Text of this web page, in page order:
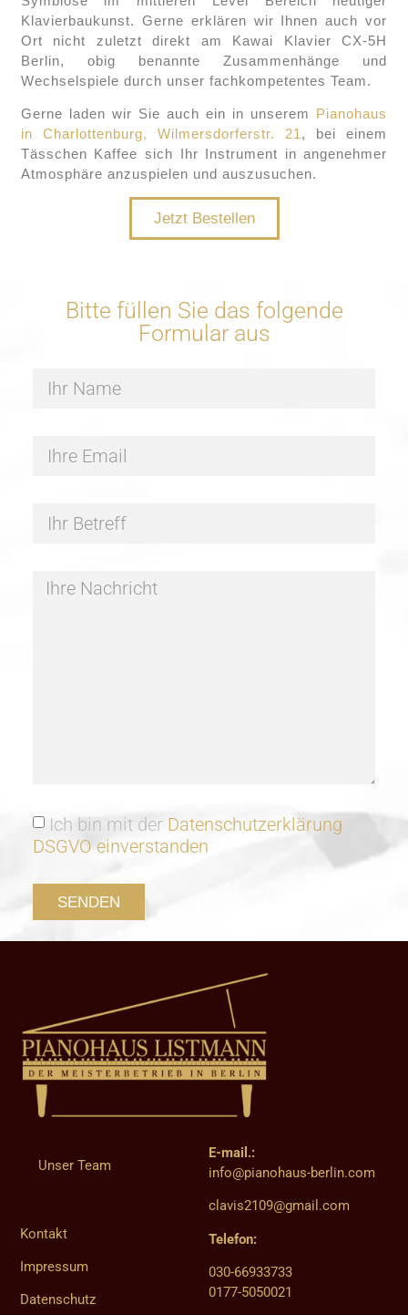
Klavierbaukunst. Gerne erklären wir Ihnen auch vor
Ort nicht zuletzt direkt am Kawai Klavier CX-5H
Berlin, obig benannte Zusammenhänge und
Wechselspiele durch unser fachkompetentes Team.
Gerne laden wir Sie auch ein in unserem Pianohaus
in Charlottenburg, Wilmersdorferstr. 21 , bei einem
Tässchen Kaffee sich Ihr Instrument in angenehmer
Atmosphäre anzuspielen und auszusuchen.
Jetzt Bestellen
Bitte füllen Sie das folgende
Formular aus
Ich bin mit der Datenschutzerklärung
DSGVO einverstanden
SENDEN
Unser Team
Kontakt
Impressum
Datenschutz
E-mail.:
info@pianohaus-berlin.com
clavis2109@gmail.com
Telefon:
030-66933733
0177-5050021